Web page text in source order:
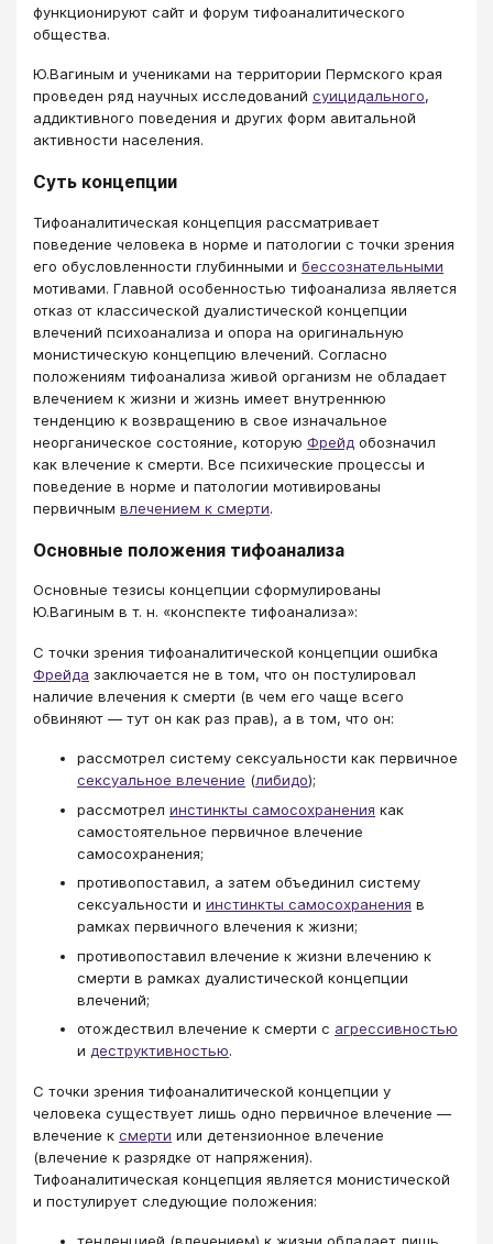
функционируют сайт и форум тифоаналитического
общества.
Ю.Вагиным и учениками на территории Пермского края
проведен ряд научных исследований суицидального,
аддиктивного поведения и других форм авитальной
активности населения.
Суть концепции
Тифоаналитическая концепция рассматривает
поведение человека в норме и патологии с точки зрения
его обусловленности глубинными и бессознательными
мотивами. Главной особенностью тифоанализа является
отказ от классической дуалистической концепции
влечений психоанализа и опора на оригинальную
монистическую концепцию влечений. Согласно
положениям тифоанализа живой организм не обладает
влечением к жизни и жизнь имеет внутреннюю
тенденцию к возвращению в свое изначальное
неорганическое состояние, которую Фрейд обозначил
как влечение к смерти. Все психические процессы и
поведение в норме и патологии мотивированы
первичным влечением к смерти.
Основные положения тифоанализа
Основные тезисы концепции сформулированы
Ю.Вагиным в т. н. «конспекте тифоанализа»:
С точки зрения тифоаналитической концепции ошибка
Фрейда заключается не в том, что он постулировал
наличие влечения к смерти (в чем его чаще всего
обвиняют — тут он как раз прав), а в том, что он:
рассмотрел систему сексуальности как первичное
сексуальное влечение (либидо);
рассмотрел инстинкты самосохранения как
самостоятельное первичное влечение
самосохранения;
противопоставил, а затем объединил систему
сексуальности и инстинкты самосохранения в
рамках первичного влечения к жизни;
противопоставил влечение к жизни влечению к
смерти в рамках дуалистической концепции
влечений;
отождествил влечение к смерти с агрессивностью
и деструктивностью.
С точки зрения тифоаналитической концепции у
человека существует лишь одно первичное влечение —
влечение к смерти или детензионное влечение
(влечение к разрядке от напряжения).
Тифоаналитическая концепция является монистической
и постулирует следующие положения: